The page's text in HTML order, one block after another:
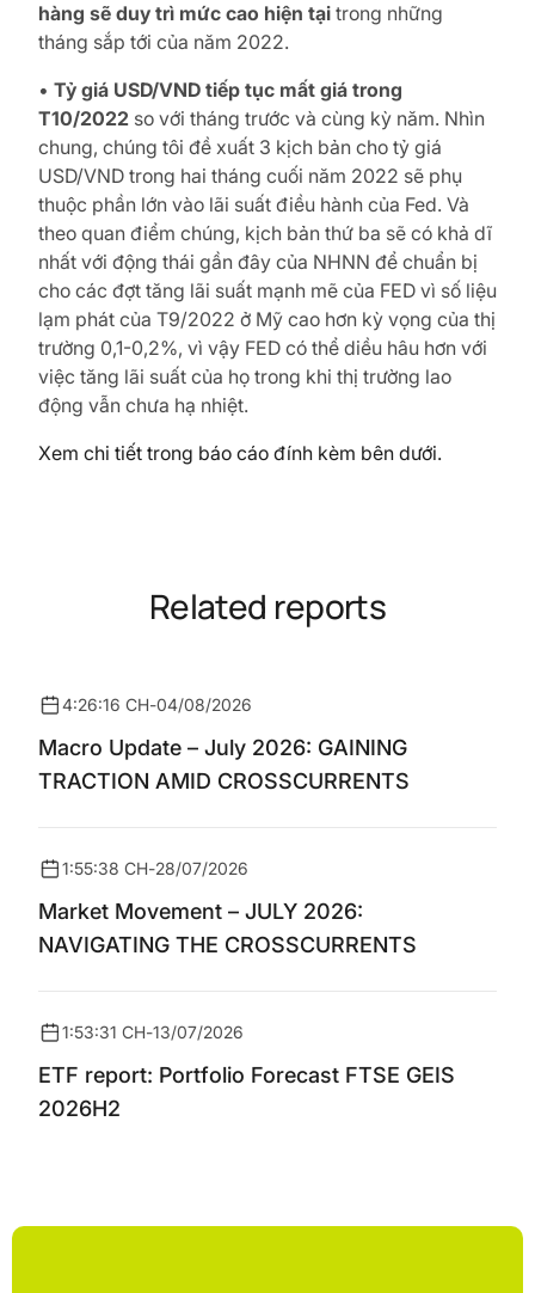
hàng sẽ duy trì mức cao hiện tại trong những
tháng sắp tới của năm 2022.
• Tỷ giá USD/VND tiếp tục mất giá trong
T10/2022 so với tháng trước và cùng kỳ năm. Nhìn
chung, chúng tôi đề xuất 3 kịch bản cho tỷ giá
USD/VND trong hai tháng cuối năm 2022 sẽ phụ
thuộc phần lớn vào lãi suất điều hành của Fed. Và
theo quan điểm chúng, kịch bản thứ ba sẽ có khả dĩ
nhất với động thái gần đây của NHNN để chuẩn bị
cho các đợt tăng lãi suất mạnh mẽ của FED vì số liệu
lạm phát của T9/2022 ở Mỹ cao hơn kỳ vọng của thị
trường 0,1-0,2%, vì vậy FED có thể diều hâu hơn với
việc tăng lãi suất của họ trong khi thị trường lao
động vẫn chưa hạ nhiệt.
Xem chi tiết trong báo cáo đính kèm bên dưới.
Related reports
4:26:16 CH-04/08/2026
Macro Update – July 2026: GAINING
TRACTION AMID CROSSCURRENTS
1:55:38 CH-28/07/2026
Market Movement – JULY 2026:
NAVIGATING THE CROSSCURRENTS
1:53:31 CH-13/07/2026
ETF report: Portfolio Forecast FTSE GEIS
2026H2